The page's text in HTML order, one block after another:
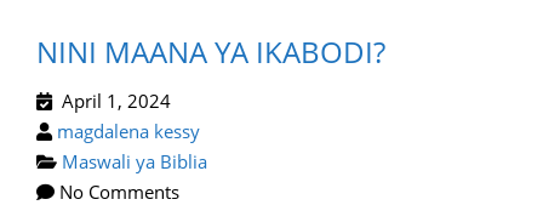
NINI MAANA YA IKABODI?
April 1, 2024
magdalena kessy
Maswali ya Biblia
No Comments